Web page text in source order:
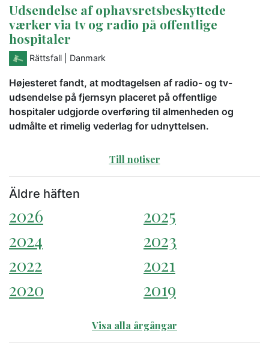
Udsendelse af ophavsretsbeskyttede
værker via tv og radio på offentlige
hospitaler
Rättsfall | Danmark
Højesteret fandt, at modtagelsen af radio- og tv-
udsendelse på fjernsyn placeret på offentlige
hospitaler udgjorde overføring til almenheden og
udmålte et rimelig vederlag for udnyttelsen.
Till notiser
Äldre häften
2026
2025
2024
2023
2022
2021
2020
2019
Visa alla årgångar